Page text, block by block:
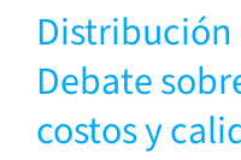
Debate
costos y